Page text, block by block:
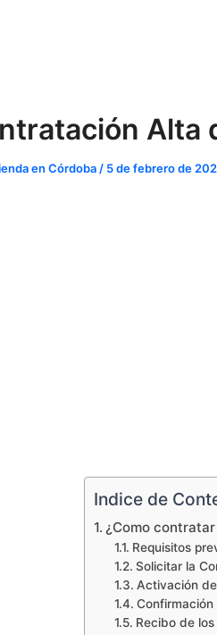
Alta
en Córdoba / 5 de febrero de
Indice de
¿Como
Requisitos
Solicitar la
Activación
Recibo de